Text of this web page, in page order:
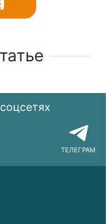
ТЕЛЕГРАМ